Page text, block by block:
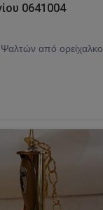
0641004
από ορείχαλκο